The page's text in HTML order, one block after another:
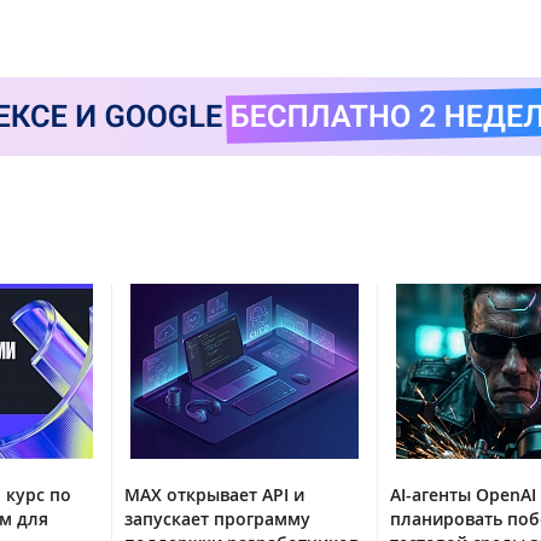
курс по
для
MAX открывает API и
запускает программу
AI-агенты
планировать